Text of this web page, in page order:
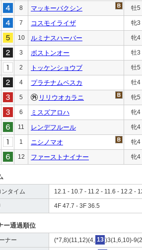
8 マッキーバクシン 牡5
7 コスモイライザ 牝3
10 ルミナスハーバー 牝4
3 ボストンオー 牡3
2 トッケンショウブ 牡5
4 プラチナムペスカ 牡4
5 リリウオカラニ 牝5
6 ミスズアロハ 牝4
11 レンデフルール 牝4
1 ニシノマオ 牝4
12 ファーストナイナー 牝4
ンタイム 12.1 - 10.7 - 11.2 - 11.6 - 12.2 -
4F 47.7 - 3F 36.5
ー通過順位
ナー (*7,8)(11,12)(4, 13 )3(1,6,10)-